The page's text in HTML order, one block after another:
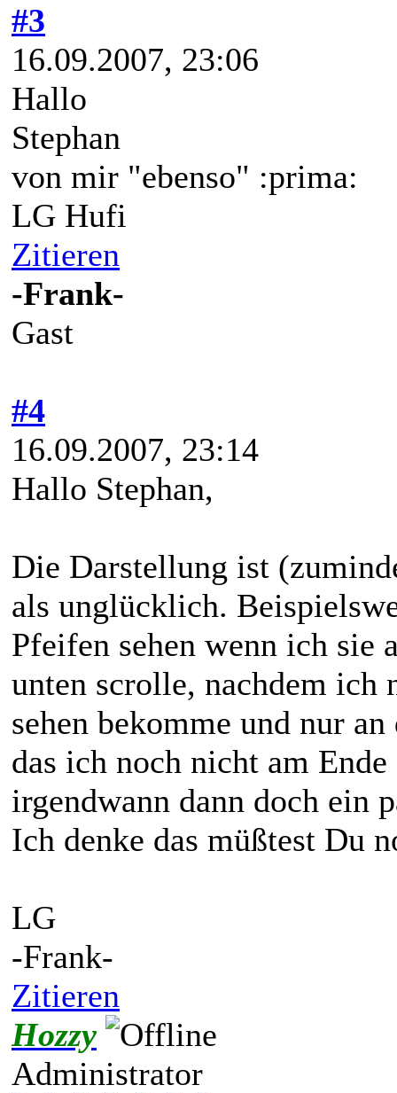
#3
16.09.2007, 23:06
Hallo
Stephan
von mir "ebenso" :prima:
LG Hufi
Zitieren
-Frank-
Gast
#4
16.09.2007, 23:14
Hallo Stephan,
Die Darstellung ist
als unglücklich.
Pfeifen sehen wenn ich sie
unten scrolle, nachdem ich
sehen bekomme und nur
das ich noch nicht am
irgendwann dann doch ein
Ich denke das müßtest Du
LG
-Frank-
Zitieren
Hozzy
Administrator